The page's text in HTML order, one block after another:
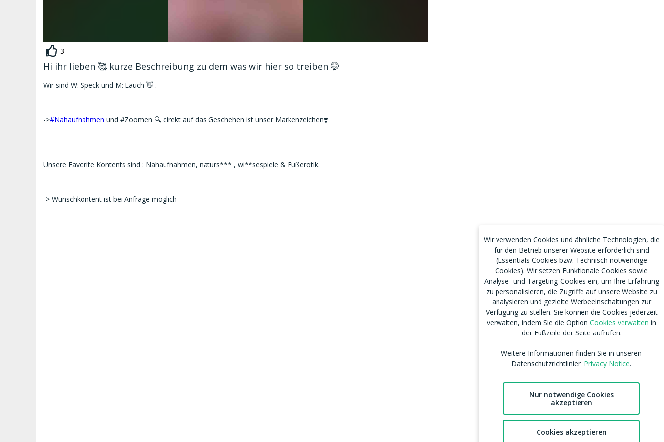
Hi ihr lieben 🥰 kurze Beschreibung zu dem was wir hier so treiben 🤭
3
Wir sind W: Speck und M: Lauch 👋 .
->#Nahaufnahmen und #Zoomen 🔍 direkt auf das Geschehen ist unser Markenzeichen❣️
Unsere Favorite Kontents sind : Nahaufnahmen, naturs*** , wi**sespiele & Fußerotik.
-> Wunschkontent ist bei Anfrage möglich
Wir verwenden Cookies und ähnliche Technologien, die
für den Betrieb unserer Website erforderlich sind
(Essentials Cookies bzw. Technisch notwendige
Cookies). Wir setzen Funktionale Cookies sowie
Analyse- und Targeting-Cookies ein, um Ihre Erfahrung
zu personalisieren, die Zugriffe auf unsere Website zu
analysieren und gezielte Werbeeinschaltungen zur
Verfügung zu stellen. Sie können die Cookies jederzeit
verwalten, indem Sie die Option Cookies verwalten in
der Fußzeile der Seite aufrufen.
Weitere Informationen finden Sie in unseren
Datenschutzrichtlinien Privacy Notice.
Nur notwendige Cookies
akzeptieren
Cookies akzeptieren